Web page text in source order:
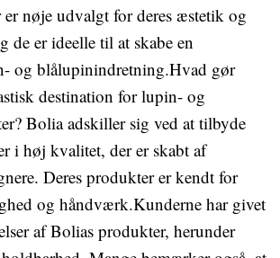
nøje udvalgt for deres æstetik og
de er ideelle til at skabe en
og blålupinindretning.Hvad gør
destination for lupin- og
Bolia adskiller sig ved at tilbyde
i høj kvalitet, der er skabt af
Deres produkter er kendt for
og håndværk.Kunderne har givet
af Bolias produkter, herunder